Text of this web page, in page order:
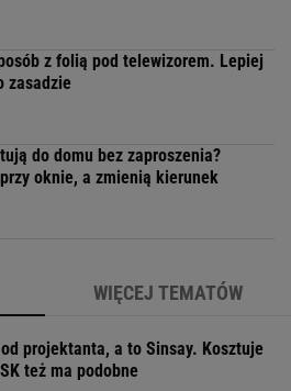
z folią pod telewizorem. Lepiej
zasadzie
do domu bez zaproszenia?
oknie, a zmienią kierunek
WIĘCEJ TEMATÓW
projektanta, a to Sinsay. Kosztuje
też ma podobne